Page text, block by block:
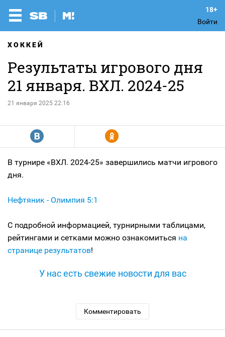
Войти
ХОККЕЙ
Результаты игрового дня
21 января. ВХЛ. 2024-25
21 января 2025 22:16
R Y
В турнире «ВХЛ. 2024-25» завершились матчи игрового
дня.
Нефтяник - Олимпия 5:1
С подробной информацией, турнирными таблицами,
рейтингами и сетками можно ознакомиться на
странице результатов!
У нас есть свежие новости для вас
Комментировать